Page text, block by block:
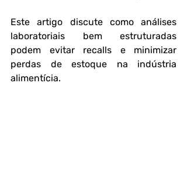
Este artigo discute como análises
laboratoriais bem estruturadas
podem evitar recalls e minimizar
perdas de estoque na indústria
alimentícia.